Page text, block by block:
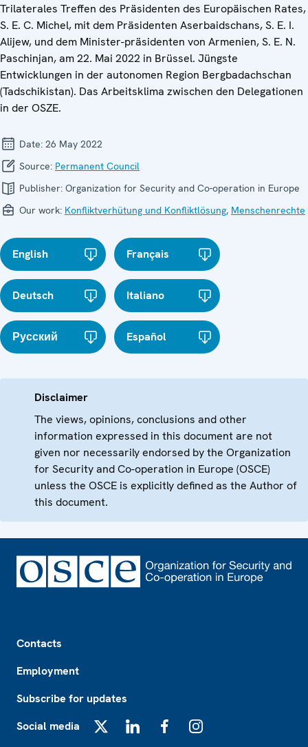
Trilaterales Treffen des Präsidenten des Europäischen Rates,
S. E. C. Michel, mit dem Präsidenten Aserbaidschans, S. E. I.
Alijew, und dem Minister-präsidenten von Armenien, S. E. N.
Paschinjan, am 22. Mai 2022 in Brüssel. Jüngste
Entwicklungen in der autonomen Region Bergbadachschan
(Tadschikistan). Das Arbeitsklima zwischen den Delegationen
in der OSZE.
Date: 26 May 2022
Source: Permanent Council
Publisher: Organization for Security and Co-operation in Europe
Our work: Konfliktverhütung und Konfliktlösung, Menschenrechte
English Français
Deutsch Italiano
Русский Español
Disclaimer
The views, opinions, conclusions and other
information expressed in this document are not
given nor necessarily endorsed by the Organization
for Security and Co-operation in Europe (OSCE)
unless the OSCE is explicitly defined as the Author of
this document.
Contacts
Employment
Subscribe for updates
Social media